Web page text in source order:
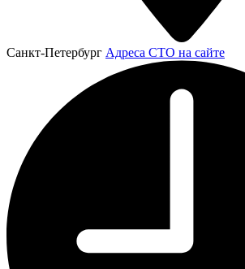
Санкт-Петербург Адреса СТО на сайте